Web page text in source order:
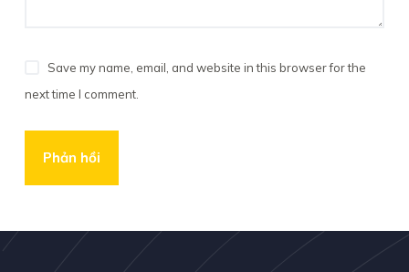
Save my name, email, and website in this browser for the
next time I comment.
Phản hồi